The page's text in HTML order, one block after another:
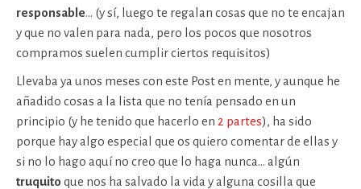
responsable… (y sí, luego te regalan cosas que no te encajan
y que no valen para nada, pero los pocos que nosotros
compramos suelen cumplir ciertos requisitos)
Llevaba ya unos meses con este Post en mente, y aunque he
añadido cosas a la lista que no tenía pensado en un
principio (y he tenido que hacerlo en 2 partes), ha sido
porque hay algo especial que os quiero comentar de ellas y
si no lo hago aquí no creo que lo haga nunca… algún
truquito que nos ha salvado la vida y alguna cosilla que